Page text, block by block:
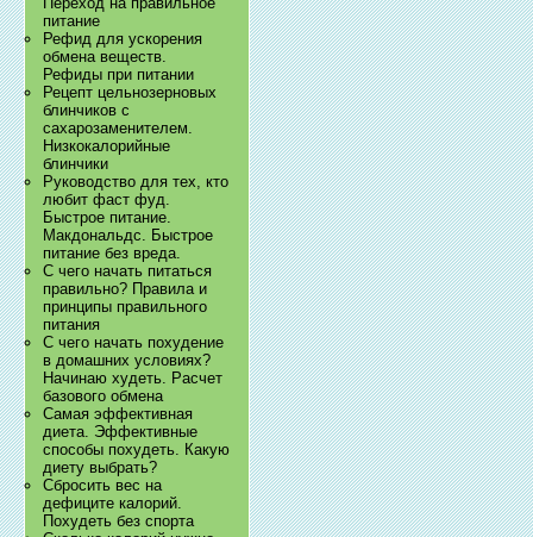
питание
Рефид для ускорения
обмена веществ.
Рефиды при питании
Рецепт цельнозерновых
блинчиков с
сахарозаменителем.
Низкокалорийные
блинчики
Руководство для тех, кто
любит фаст фуд.
Быстрое питание.
Макдональдс. Быстрое
питание без вреда.
С чего начать питаться
правильно? Правила и
принципы правильного
питания
С чего начать похудение
в домашних условиях?
Начинаю худеть. Расчет
базового обмена
Самая эффективная
диета. Эффективные
способы похудеть. Какую
диету выбрать?
Сбросить вес на
дефиците калорий.
Похудеть без спорта